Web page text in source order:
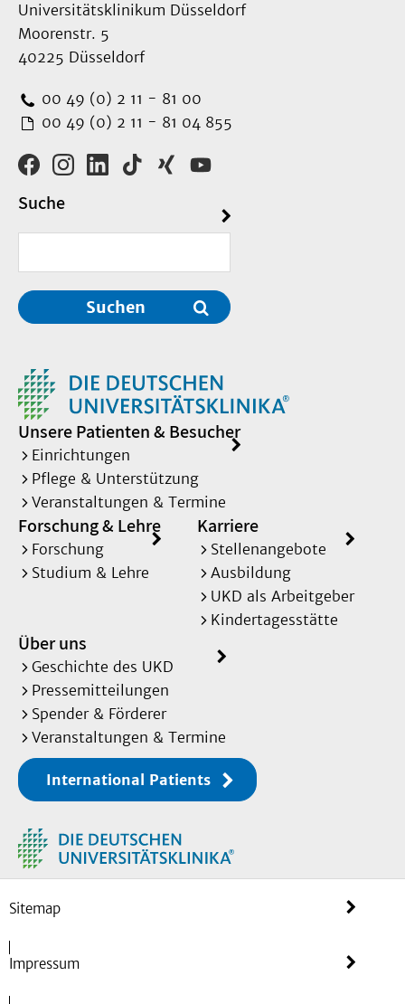
Universitätsklinikum Düsseldorf
Moorenstr. 5
40225 Düsseldorf
00 49 (0) 2 11 - 81 00
00 49 (0) 2 11 - 81 04 855
Suche
Suchen
Unsere Patienten & Besucher
Einrichtungen
Pflege & Unterstützung
Veranstaltungen & Termine
Forschung & Lehre
Forschung
Studium & Lehre
Karriere
Stellenangebote
Ausbildung
UKD als Arbeitgeber
Kindertagesstätte
Über uns
Geschichte des UKD
Pressemitteilungen
Spender & Förderer
Veranstaltungen & Termine
International Patients
Sitemap
Impressum